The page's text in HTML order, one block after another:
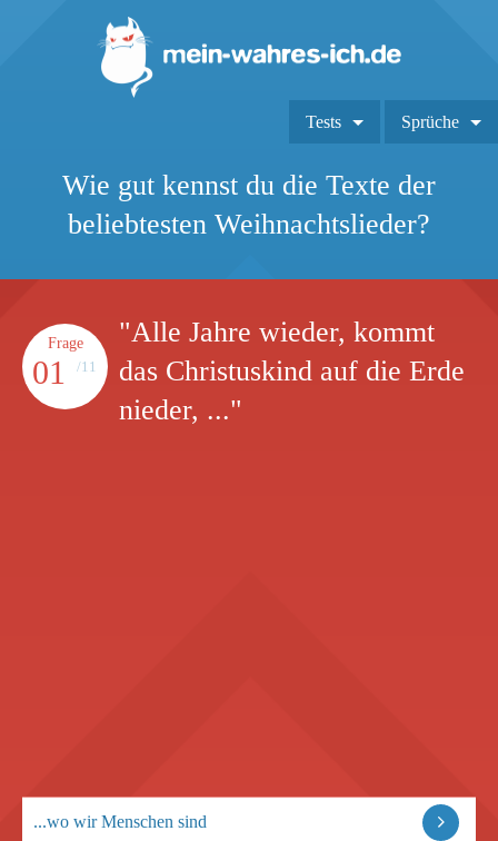
Tests Sprüche
Wie gut kennst du die Texte der
beliebtesten Weihnachtslieder?
Frage
01 /11
"Alle Jahre wieder, kommt
das Christuskind auf die Erde
nieder, ..."
...wo wir Menschen sind